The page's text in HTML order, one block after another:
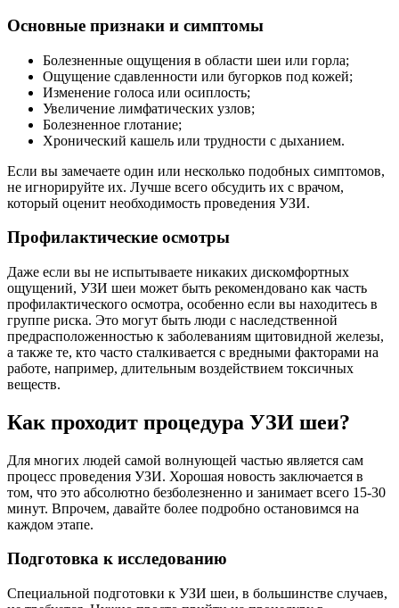
Основные признаки и симптомы
Болезненные ощущения в области шеи или горла;
Ощущение сдавленности или бугорков под кожей;
Изменение голоса или осиплость;
Увеличение лимфатических узлов;
Болезненное глотание;
Хронический кашель или трудности с дыханием.
Если вы замечаете один или несколько подобных симптомов,
не игнорируйте их. Лучше всего обсудить их с врачом,
который оценит необходимость проведения УЗИ.
Профилактические осмотры
Даже если вы не испытываете никаких дискомфортных
ощущений, УЗИ шеи может быть рекомендовано как часть
профилактического осмотра, особенно если вы находитесь в
группе риска. Это могут быть люди с наследственной
предрасположенностью к заболеваниям щитовидной железы,
а также те, кто часто сталкивается с вредными факторами на
работе, например, длительным воздействием токсичных
веществ.
Как проходит процедура УЗИ шеи?
Для многих людей самой волнующей частью является сам
процесс проведения УЗИ. Хорошая новость заключается в
том, что это абсолютно безболезненно и занимает всего 15-30
минут. Впрочем, давайте более подробно остановимся на
каждом этапе.
Подготовка к исследованию
Специальной подготовки к УЗИ шеи, в большинстве случаев,